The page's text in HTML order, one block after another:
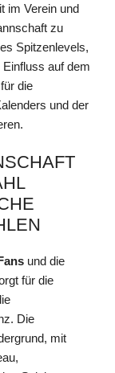
im Verein und
zu
Spitzenlevels,
auf dem
die
und der
und die
für die
Die
mit